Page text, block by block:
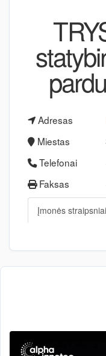
Adresas
Miestas
Telefonai
Faksas
Įmonės straipsniai